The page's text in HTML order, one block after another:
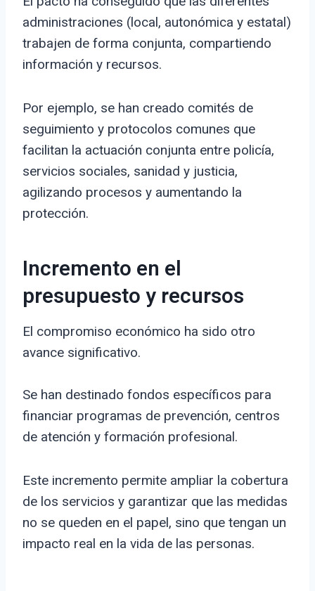
administraciones (local, autonómica y estatal)
trabajen de forma conjunta, compartiendo
información y recursos.
Por ejemplo, se han creado comités de
seguimiento y protocolos comunes que
facilitan la actuación conjunta entre policía,
servicios sociales, sanidad y justicia,
agilizando procesos y aumentando la
protección.
Incremento en el
presupuesto y recursos
El compromiso económico ha sido otro
avance significativo.
Se han destinado fondos específicos para
financiar programas de prevención, centros
de atención y formación profesional.
Este incremento permite ampliar la cobertura
de los servicios y garantizar que las medidas
no se queden en el papel, sino que tengan un
impacto real en la vida de las personas.